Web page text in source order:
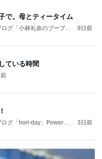
で。母とティータイム
グ「小林礼奈のブーブー
9日前
ている時間
グ「hori-day」Powered
3日前